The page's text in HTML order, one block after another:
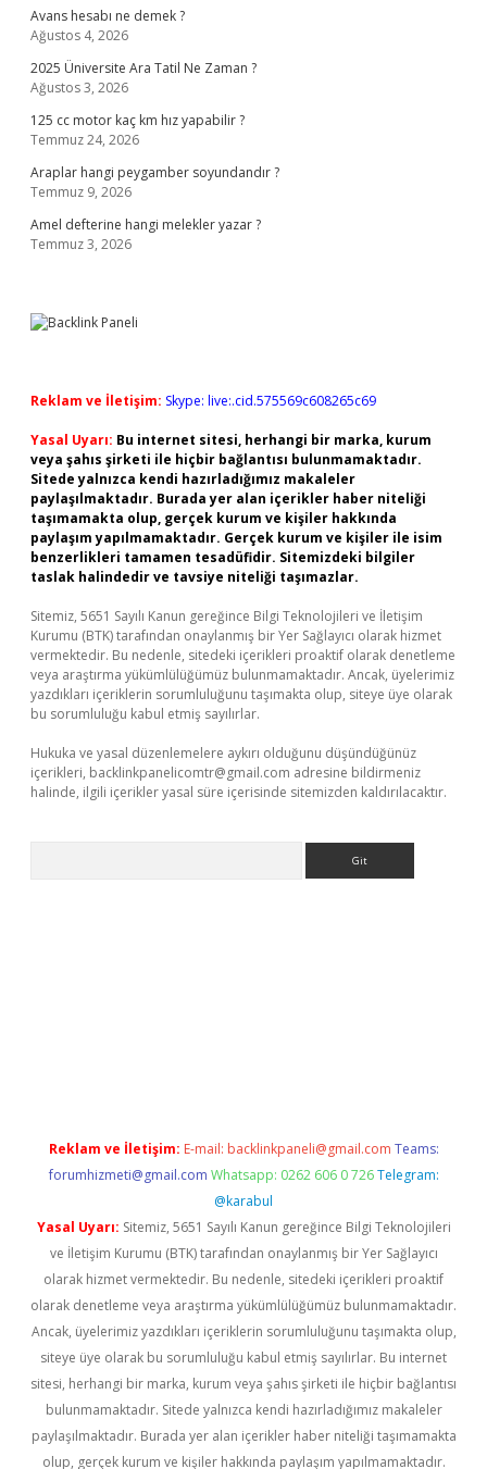
Avans hesabı ne demek ?
Ağustos 4, 2026
2025 Üniversite Ara Tatil Ne Zaman ?
Ağustos 3, 2026
125 cc motor kaç km hız yapabilir ?
Temmuz 24, 2026
Araplar hangi peygamber soyundandır ?
Temmuz 9, 2026
Amel defterine hangi melekler yazar ?
Temmuz 3, 2026
Reklam ve İletişim: Skype: live:.cid.575569c608265c69
Yasal Uyarı: Bu internet sitesi, herhangi bir marka, kurum
veya şahıs şirketi ile hiçbir bağlantısı bulunmamaktadır.
Sitede yalnızca kendi hazırladığımız makaleler
paylaşılmaktadır. Burada yer alan içerikler haber niteliği
taşımamakta olup, gerçek kurum ve kişiler hakkında
paylaşım yapılmamaktadır. Gerçek kurum ve kişiler ile isim
benzerlikleri tamamen tesadüfidir. Sitemizdeki bilgiler
taslak halindedir ve tavsiye niteliği taşımazlar.
Sitemiz, 5651 Sayılı Kanun gereğince Bilgi Teknolojileri ve İletişim
Kurumu (BTK) tarafından onaylanmış bir Yer Sağlayıcı olarak hizmet
vermektedir. Bu nedenle, sitedeki içerikleri proaktif olarak denetleme
veya araştırma yükümlülüğümüz bulunmamaktadır. Ancak, üyelerimiz
yazdıkları içeriklerin sorumluluğunu taşımakta olup, siteye üye olarak
bu sorumluluğu kabul etmiş sayılırlar.
Hukuka ve yasal düzenlemelere aykırı olduğunu düşündüğünüz
içerikleri, backlinkpanelicomtr@gmail.com adresine bildirmeniz
halinde, ilgili içerikler yasal süre içerisinde sitemizden kaldırılacaktır.
Reklam ve İletişim: E-mail: backlinkpaneli@gmail.com Teams:
forumhizmeti@gmail.com Whatsapp: 0262 606 0 726 Telegram:
@karabul
Yasal Uyarı: Sitemiz, 5651 Sayılı Kanun gereğince Bilgi Teknolojileri
ve İletişim Kurumu (BTK) tarafından onaylanmış bir Yer Sağlayıcı
olarak hizmet vermektedir. Bu nedenle, sitedeki içerikleri proaktif
olarak denetleme veya araştırma yükümlülüğümüz bulunmamaktadır.
Ancak, üyelerimiz yazdıkları içeriklerin sorumluluğunu taşımakta olup,
siteye üye olarak bu sorumluluğu kabul etmiş sayılırlar. Bu internet
sitesi, herhangi bir marka, kurum veya şahıs şirketi ile hiçbir bağlantısı
bulunmamaktadır. Sitede yalnızca kendi hazırladığımız makaleler
paylaşılmaktadır. Burada yer alan içerikler haber niteliği taşımamakta
olup, gerçek kurum ve kişiler hakkında paylaşım yapılmamaktadır.